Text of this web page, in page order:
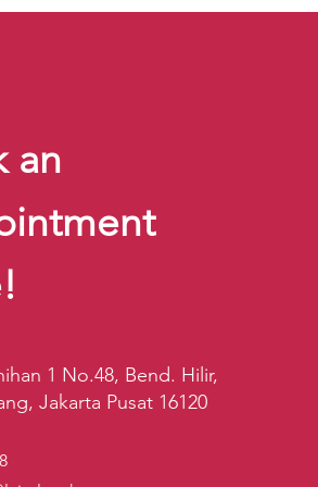
an
1 No.48, Bend. Hilir,
Jakarta Pusat 16120